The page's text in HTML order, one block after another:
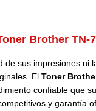
Brother TN-
de sus impresiones ni
El Toner
confiable que
y garantía